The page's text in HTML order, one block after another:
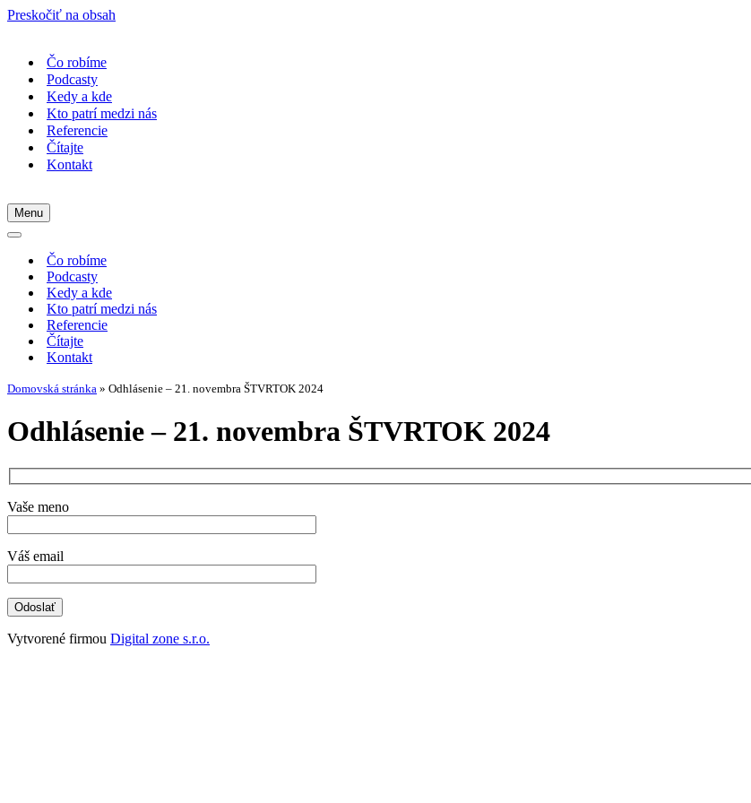
Preskočiť na obsah
Čo robíme
Podcasty
Kedy a kde
Kto patrí medzi nás
Referencie
Čítajte
Kontakt
Menu
Menu
Menu
navigácieČo robíme
Podcasty
Kedy a kde
Kto patrí medzi nás
Referencie
Čítajte
Kontakt
Domovská stránka » Odhlásenie – 21. novembra ŠTVRTOK 2024
Odhlásenie – 21. novembra ŠTVRTOK 2024
Vaše meno
Váš email
Vytvorené firmou Digital zone s.r.o.